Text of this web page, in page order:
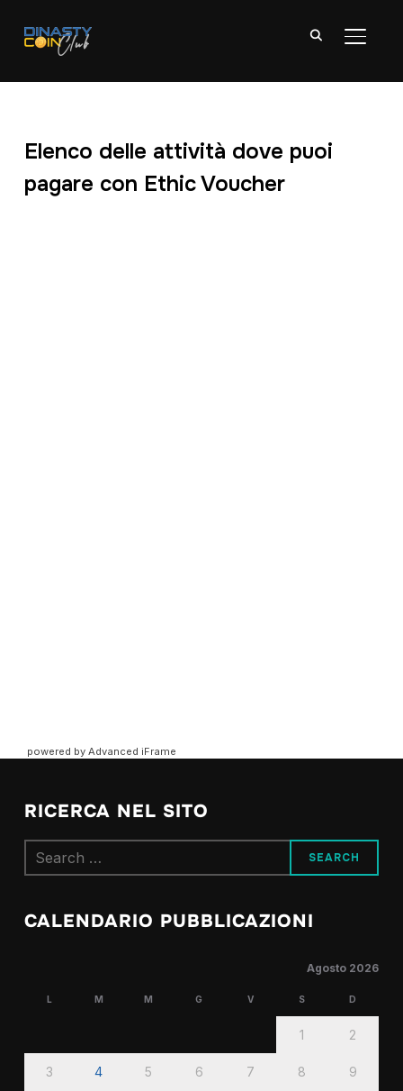
Elenco delle attività dove puoi
pagare con Ethic Voucher
powered by Advanced iFrame
RICERCA NEL SITO
Search
for:
CALENDARIO PUBBLICAZIONI
Agosto 2026
L M M G V S D
1 2
3 4 5 6 7 8 9